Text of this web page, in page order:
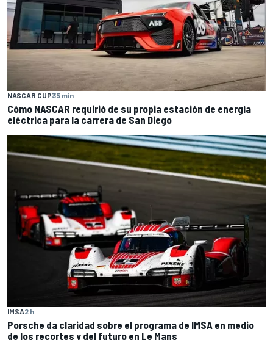
NASCAR CUP35 min
Cómo NASCAR requirió de su propia estación de energía
eléctrica para la carrera de San Diego
IMSA2 h
Porsche da claridad sobre el programa de IMSA en medio
de los recortes y del futuro en Le Mans